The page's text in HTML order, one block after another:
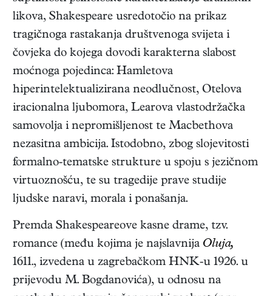
likova, Shakespeare usredotočio na prikaz
tragičnoga rastakanja društvenoga svijeta i
čovjeka do kojega dovodi karakterna slabost
moćnoga pojedinca: Hamletova
hiperintelektualizirana neodlučnost, Otelova
iracionalna ljubomora, Learova vlastodržačka
samovolja i nepromišljenost te Macbethova
nezasitna ambicija. Istodobno, zbog slojevitosti
formalno-tematske strukture u spoju s jezičnom
virtuoznošću, te su tragedije prave studije
ljudske naravi, morala i ponašanja.
Premda Shakespeareove kasne drame, tzv.
romance (među kojima je najslavnija Oluja,
1611., izvedena u zagrebačkom HNK-u 1926. u
prijevodu M. Bogdanovića), u odnosu na